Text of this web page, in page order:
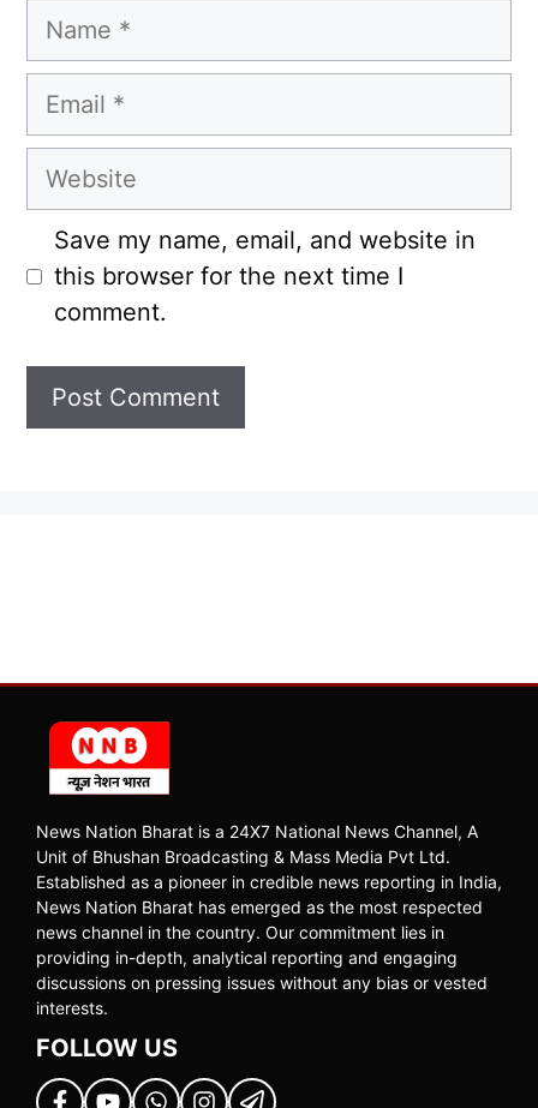
Name
Email
Website
Save my name, email, and website in
this browser for the next time I
comment.
News Nation Bharat is a 24X7 National News Channel, A
Unit of Bhushan Broadcasting & Mass Media Pvt Ltd.
Established as a pioneer in credible news reporting in India,
News Nation Bharat has emerged as the most respected
news channel in the country. Our commitment lies in
providing in-depth, analytical reporting and engaging
discussions on pressing issues without any bias or vested
interests.
FOLLOW US